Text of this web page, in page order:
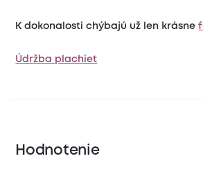
K dokonalosti chýbajú už len krásne
Údržba plachiet
Hodnotenie